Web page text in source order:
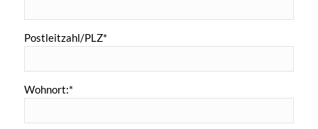
Postleitzahl/PLZ*
Wohnort:*